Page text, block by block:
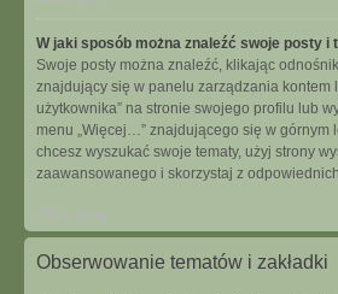
W jaki sposób można znaleźć swoje posty i
Swoje posty można znaleźć, klikając
znajdujący się w panelu zarządzania kontem
użytkownika” na stronie swojego profilu lub
menu „Więcej…” znajdującego się w górnym
chcesz wyszukać swoje tematy, użyj strony
zaawansowanego i skorzystaj z
Obserwowanie tematów i zakładki